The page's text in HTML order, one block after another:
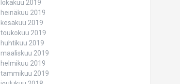
lokakuu 2019
heinäkuu 2019
kesäkuu 2019
toukokuu 2019
huhtikuu 2019
maaliskuu 2019
helmikuu 2019
tammikuu 2019